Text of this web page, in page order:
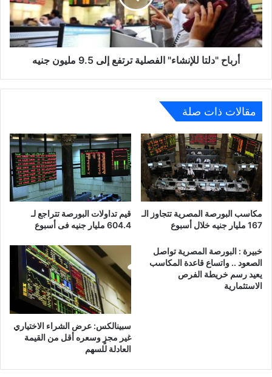
من
إجمالي
العمالة
إلى
9.5
مليون
جنيه
أرباح "دلتا للإنشاء" الفصلية ترتفع إلى 9.5 مليون جنيه
مقالات ذات صلة
مكاسب البورصة المصرية تتجاوز الـ
167 مليار جنيه خلال أسبوع
قيم تداولات البورصة تتراجع لـ
604.4 مليار جنيه فى أسبوع
خبيرة : البورصة المصرية تواصل
الصعود .. واتساع قاعدة المكاسب
يعيد رسم خريطة الفرص
الاستثمارية
سبينالكس: عرض الشراء الاختياري
غير مجزٍ وسعره أقل من القيمة
العادلة للسهم